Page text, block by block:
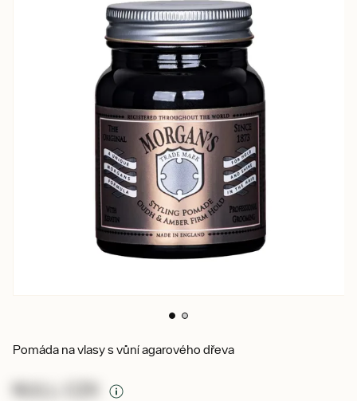
Pomáda na vlasy s vůní agarového dřeva
NULL CZK